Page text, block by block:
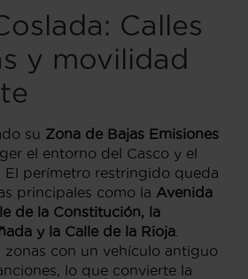
Calles
y movilidad
su Zona de Bajas Emisiones
el entorno del Casco y el
El perímetro restringido queda
principales como la Avenida
de la Constitución, la
y la Calle de la Rioja
zonas con un vehículo antiguo
lo que convierte la